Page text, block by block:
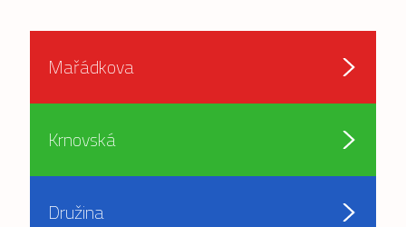
Mařádkova
Krnovská
Družina